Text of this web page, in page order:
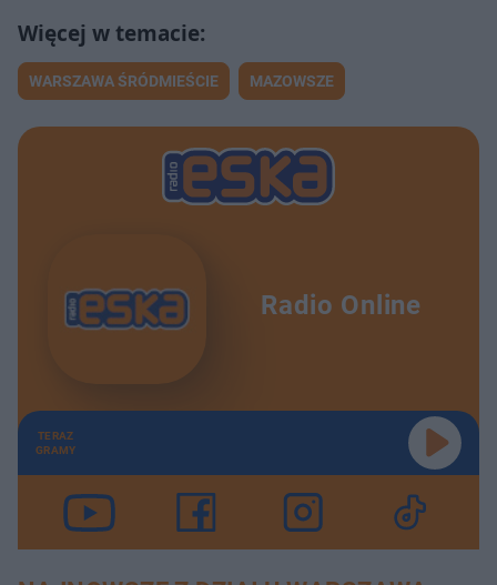
WARSZAWA ŚRÓDMIEŚCIE MAZOWSZE
Radio Online
TERAZ
GRAMY